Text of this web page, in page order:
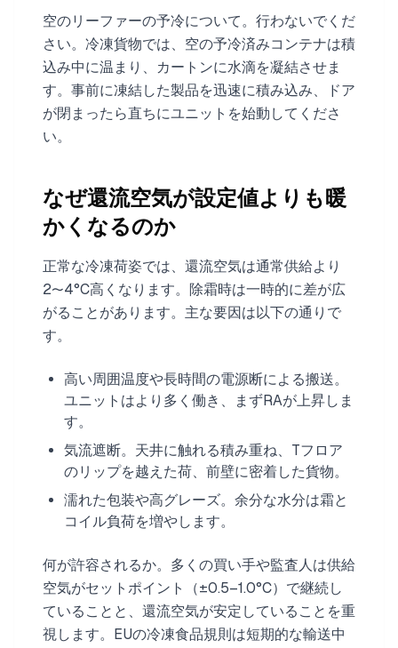
空のリーファーの予冷について。行わないでくだ
さい。冷凍貨物では、空の予冷済みコンテナは積
込み中に温まり、カートンに水滴を凝結させま
す。事前に凍結した製品を迅速に積み込み、ドア
が閉まったら直ちにユニットを始動してくださ
い。
なぜ還流空気が設定値よりも暖
かくなるのか
正常な冷凍荷姿では、還流空気は通常供給より
2〜4°C高くなります。除霜時は一時的に差が広
がることがあります。主な要因は以下の通りで
す。
高い周囲温度や長時間の電源断による搬送。
ユニットはより多く働き、まずRAが上昇しま
す。
気流遮断。天井に触れる積み重ね、Tフロア
のリップを越えた荷、前壁に密着した貨物。
濡れた包装や高グレーズ。余分な水分は霜と
コイル負荷を増やします。
何が許容されるか。多くの買い手や監査人は供給
空気がセットポイント（±0.5–1.0°C）で継続し
ていることと、還流空気が安定していることを重
視します。EUの冷凍食品規則は短期的な輸送中